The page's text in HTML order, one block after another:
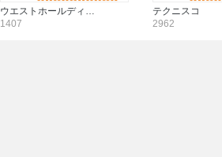
ウエストホールディ…
1407
テクニスコ
2962